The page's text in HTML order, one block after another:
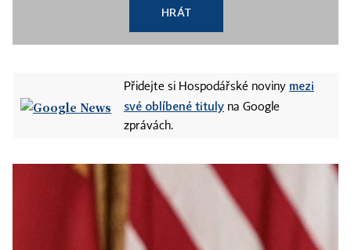
HRÁT
Přidejte si Hospodářské noviny mezi
své oblíbené tituly na Google
zprávách.